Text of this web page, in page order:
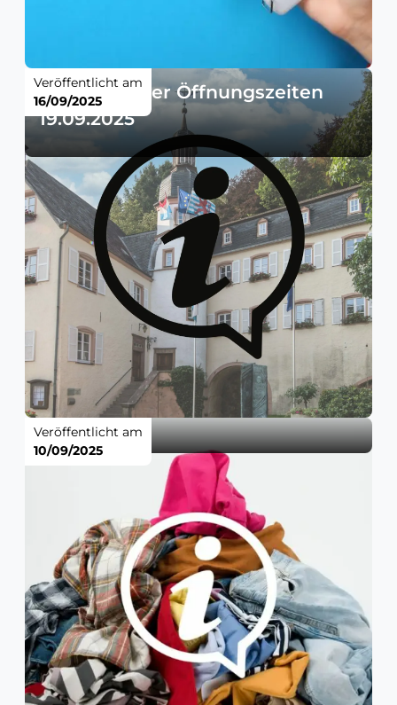
Änderung der Öffnungszeiten
19.09.2025
Veröffentlicht am
16/09/2025
Veröffentlicht am
10/09/2025